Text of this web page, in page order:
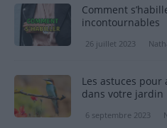
Comment
incontournables
26 juillet 2023
Les astuces
dans votre jardin
6 septembre 2023